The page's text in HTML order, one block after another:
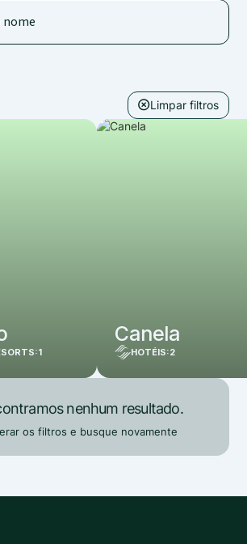
Limpar filtros
1
Canela
HOTÉIS:2
nenhum resultado.
os filtros e busque novamente